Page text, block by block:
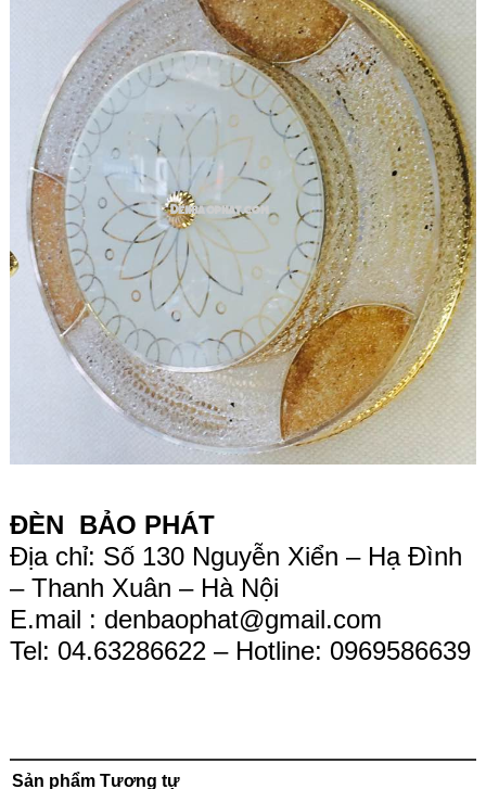
ĐÈN BẢO PHÁT
Địa chỉ: Số 130 Nguyễn Xiển – Hạ Đình
– Thanh Xuân – Hà Nội
E.mail : denbaophat@gmail.com
Tel: 04.63286622 – Hotline: 0969586639
Sản phẩm Tương tự